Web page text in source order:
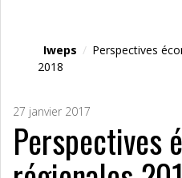
Iweps / Perspectives
2018
27 janvier 2017
Perspectives